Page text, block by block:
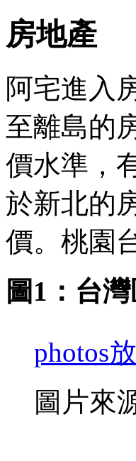
房地產
阿宅進入
至離島的
價水準，
於新北的
價。桃園
圖1：台
photos
圖片來